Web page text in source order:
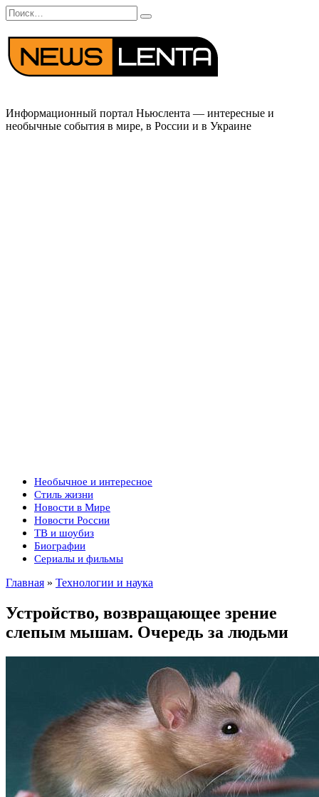
Перейти
к
содержанию
Search
for:
Информационный портал Ньюслента — интересные и
необычные события в мире, в России и в Украине
Необычное и интересное
Стиль жизни
Новости в Мире
Новости России
ТВ и шоубиз
Биографии
Сериалы и фильмы
Главная » Технологии и наука
Устройство, возвращающее зрение
слепым мышам. Очередь за людьми